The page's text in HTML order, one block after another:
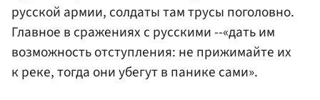
русской армии, солдаты там трусы поголовно.
Главное в сражениях с русскими --«дать им
возможность отступления: не прижимайте их
к реке, тогда они убегут в панике сами».